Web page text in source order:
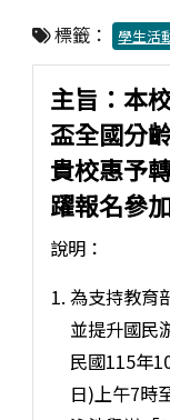
標籤： 學生活
主旨：本
盃全國分
貴校惠予
躍報名參
說明：
為支持教育
並提升國民
民國115年
日)上午7時